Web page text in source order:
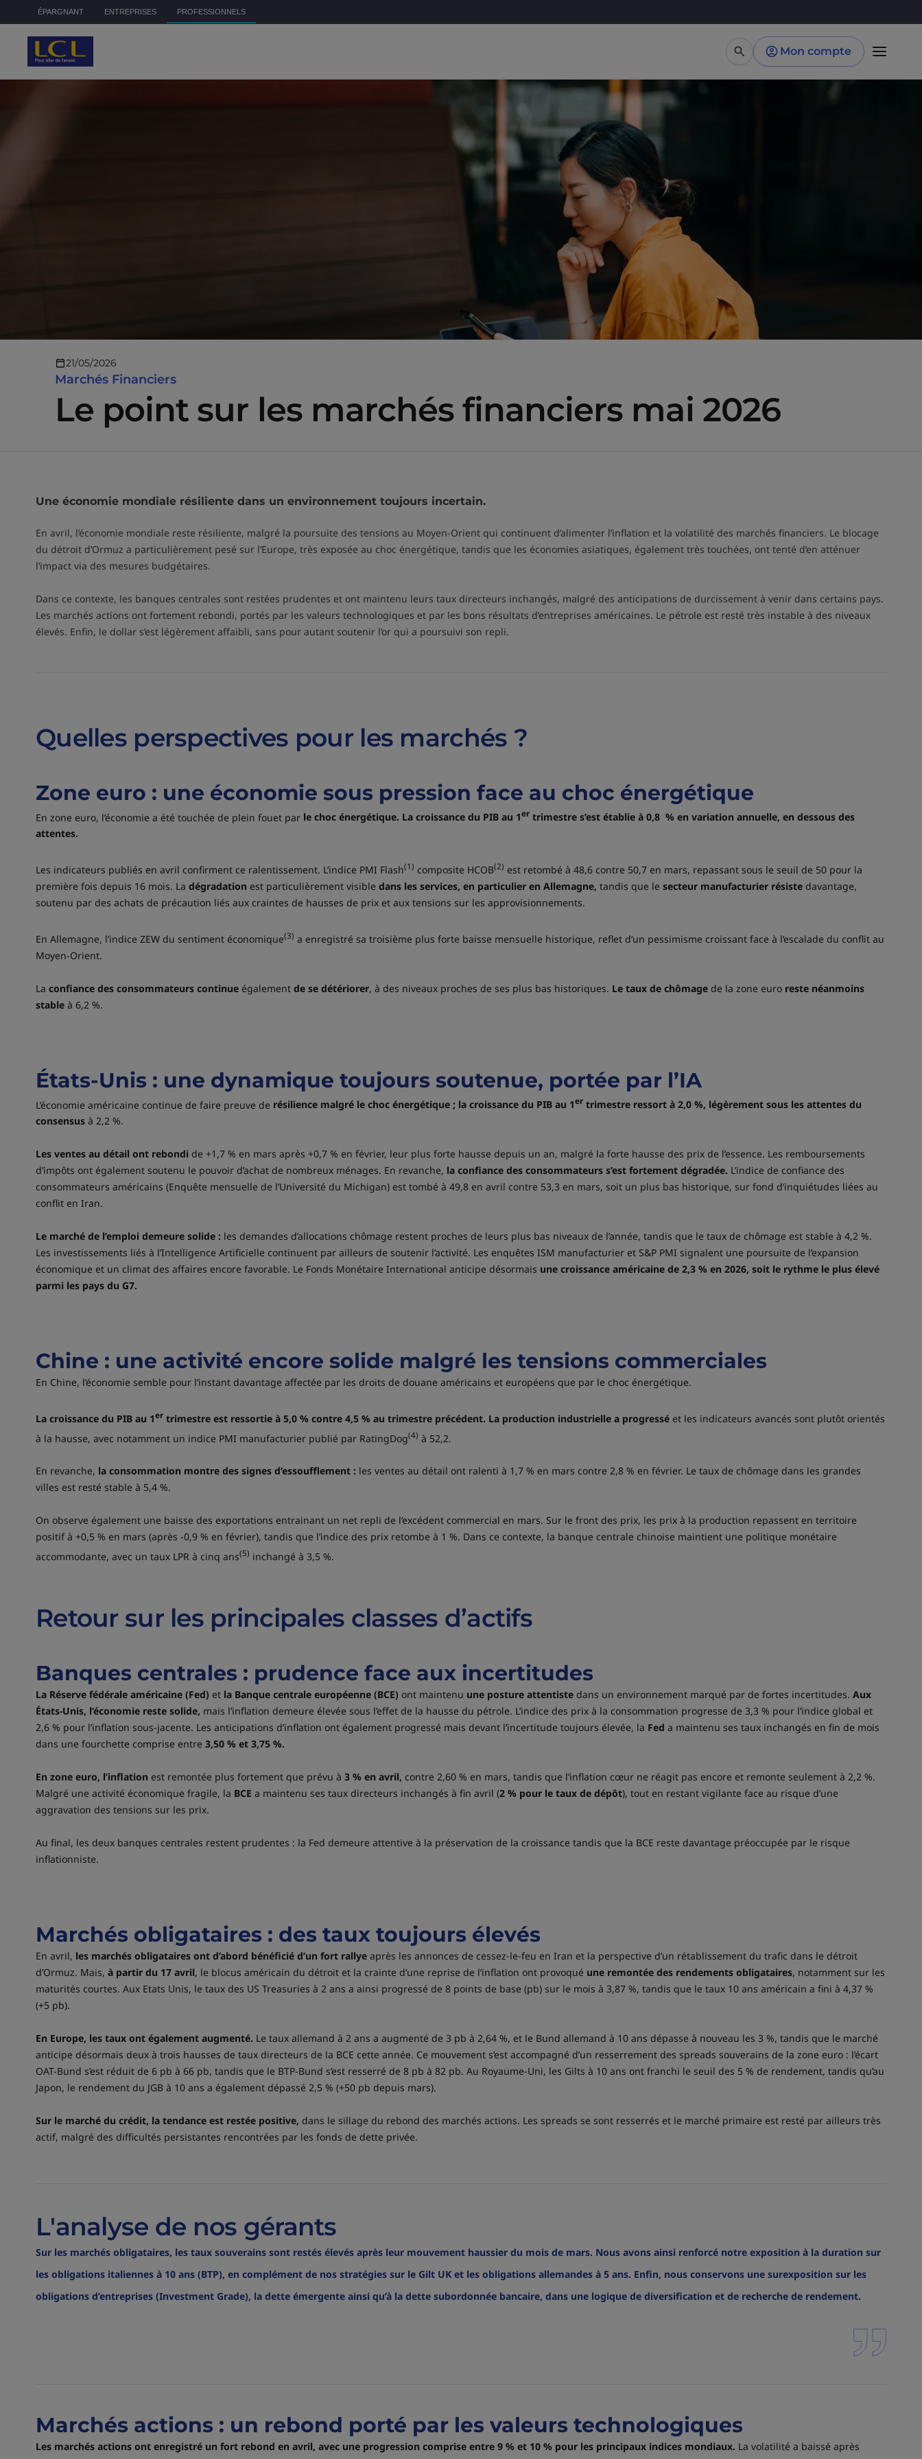
Aller au contenu principal
ÉPARGNANT ENTREPRISES PROFESSIONNELS
Mon compte
21/05/2026
Marchés Financiers
Le point sur les marchés financiers mai 2026
Une économie mondiale résiliente dans un environnement toujours incertain.
En avril, l’économie mondiale reste résiliente, malgré la poursuite des tensions au Moyen-Orient qui continuent d’alimenter l’inflation et la volatilité des marchés financiers. Le blocage
du détroit d’Ormuz a particulièrement pesé sur l’Europe, très exposée au choc énergétique, tandis que les économies asiatiques, également très touchées, ont tenté d’en atténuer
l’impact via des mesures budgétaires.
Dans ce contexte, les banques centrales sont restées prudentes et ont maintenu leurs taux directeurs inchangés, malgré des anticipations de durcissement à venir dans certains pays.
Les marchés actions ont fortement rebondi, portés par les valeurs technologiques et par les bons résultats d’entreprises américaines. Le pétrole est resté très instable à des niveaux
élevés. Enfin, le dollar s’est légèrement affaibli, sans pour autant soutenir l’or qui a poursuivi son repli.
Quelles perspectives pour les marchés ?
Zone euro : une économie sous pression face au choc énergétique
En zone euro, l’économie a été touchée de plein fouet par le choc énergétique. La croissance du PIB au 1er trimestre s’est établie à 0,8 % en variation annuelle, en dessous des
attentes.
Les indicateurs publiés en avril confirment ce ralentissement. L’indice PMI Flash(1) composite HCOB(2) est retombé à 48,6 contre 50,7 en mars, repassant sous le seuil de 50 pour la
première fois depuis 16 mois. La dégradation est particulièrement visible dans les services, en particulier en Allemagne, tandis que le secteur manufacturier résiste davantage,
soutenu par des achats de précaution liés aux craintes de hausses de prix et aux tensions sur les approvisionnements.
En Allemagne, l’indice ZEW du sentiment économique(3) a enregistré sa troisième plus forte baisse mensuelle historique, reflet d’un pessimisme croissant face à l’escalade du conflit au
Moyen-Orient.
La confiance des consommateurs continue également de se détériorer, à des niveaux proches de ses plus bas historiques. Le taux de chômage de la zone euro reste néanmoins
stable à 6,2 %.
États-Unis : une dynamique toujours soutenue, portée par l’IA
L’économie américaine continue de faire preuve de résilience malgré le choc énergétique ; la croissance du PIB au 1er trimestre ressort à 2,0 %, légèrement sous les attentes du
consensus à 2,2 %.
Les ventes au détail ont rebondi de +1,7 % en mars après +0,7 % en février, leur plus forte hausse depuis un an, malgré la forte hausse des prix de l’essence. Les remboursements
d’impôts ont également soutenu le pouvoir d’achat de nombreux ménages. En revanche, la confiance des consommateurs s’est fortement dégradée. L’indice de confiance des
consommateurs américains (Enquête mensuelle de l’Université du Michigan) est tombé à 49,8 en avril contre 53,3 en mars, soit un plus bas historique, sur fond d’inquiétudes liées au
conflit en Iran.
Le marché de l’emploi demeure solide : les demandes d’allocations chômage restent proches de leurs plus bas niveaux de l’année, tandis que le taux de chômage est stable à 4,2 %.
Les investissements liés à l’Intelligence Artificielle continuent par ailleurs de soutenir l’activité. Les enquêtes ISM manufacturier et S&P PMI signalent une poursuite de l’expansion
économique et un climat des affaires encore favorable. Le Fonds Monétaire International anticipe désormais une croissance américaine de 2,3 % en 2026, soit le rythme le plus élevé
parmi les pays du G7.
Chine : une activité encore solide malgré les tensions commerciales
En Chine, l’économie semble pour l’instant davantage affectée par les droits de douane américains et européens que par le choc énergétique.
La croissance du PIB au 1er trimestre est ressortie à 5,0 % contre 4,5 % au trimestre précédent. La production industrielle a progressé et les indicateurs avancés sont plutôt orientés
à la hausse, avec notamment un indice PMI manufacturier publié par RatingDog(4) à 52,2.
En revanche, la consommation montre des signes d’essoufflement : les ventes au détail ont ralenti à 1,7 % en mars contre 2,8 % en février. Le taux de chômage dans les grandes
villes est resté stable à 5,4 %.
On observe également une baisse des exportations entrainant un net repli de l’excédent commercial en mars. Sur le front des prix, les prix à la production repassent en territoire
positif à +0,5 % en mars (après -0,9 % en février), tandis que l’indice des prix retombe à 1 %. Dans ce contexte, la banque centrale chinoise maintient une politique monétaire
accommodante, avec un taux LPR à cinq ans(5) inchangé à 3,5 %.
Retour sur les principales classes d’actifs
Banques centrales : prudence face aux incertitudes
La Réserve fédérale américaine (Fed) et la Banque centrale européenne (BCE) ont maintenu une posture attentiste dans un environnement marqué par de fortes incertitudes. Aux
États-Unis, l’économie reste solide, mais l’inflation demeure élevée sous l’effet de la hausse du pétrole. L’indice des prix à la consommation progresse de 3,3 % pour l’indice global et
2,6 % pour l’inflation sous-jacente. Les anticipations d’inflation ont également progressé mais devant l’incertitude toujours élevée, la Fed a maintenu ses taux inchangés en fin de mois
dans une fourchette comprise entre 3,50 % et 3,75 %.
En zone euro, l’inflation est remontée plus fortement que prévu à 3 % en avril, contre 2,60 % en mars, tandis que l’inflation cœur ne réagit pas encore et remonte seulement à 2,2 %.
Malgré une activité économique fragile, la BCE a maintenu ses taux directeurs inchangés à fin avril (2 % pour le taux de dépôt), tout en restant vigilante face au risque d’une
aggravation des tensions sur les prix.
Au final, les deux banques centrales restent prudentes : la Fed demeure attentive à la préservation de la croissance tandis que la BCE reste davantage préoccupée par le risque
inflationniste.
Marchés obligataires : des taux toujours élevés
En avril, les marchés obligataires ont d’abord bénéficié d’un fort rallye après les annonces de cessez-le-feu en Iran et la perspective d’un rétablissement du trafic dans le détroit
d’Ormuz. Mais, à partir du 17 avril, le blocus américain du détroit et la crainte d’une reprise de l’inflation ont provoqué une remontée des rendements obligataires, notamment sur les
maturités courtes. Aux Etats Unis, le taux des US Treasuries à 2 ans a ainsi progressé de 8 points de base (pb) sur le mois à 3,87 %, tandis que le taux 10 ans américain a fini à 4,37 %
(+5 pb).
En Europe, les taux ont également augmenté. Le taux allemand à 2 ans a augmenté de 3 pb à 2,64 %, et le Bund allemand à 10 ans dépasse à nouveau les 3 %, tandis que le marché
anticipe désormais deux à trois hausses de taux directeurs de la BCE cette année. Ce mouvement s’est accompagné d’un resserrement des spreads souverains de la zone euro : l’écart
OAT-Bund s’est réduit de 6 pb à 66 pb, tandis que le BTP-Bund s’est resserré de 8 pb à 82 pb. Au Royaume-Uni, les Gilts à 10 ans ont franchi le seuil des 5 % de rendement, tandis qu’au
Japon, le rendement du JGB à 10 ans a également dépassé 2,5 % (+50 pb depuis mars).
Sur le marché du crédit, la tendance est restée positive, dans le sillage du rebond des marchés actions. Les spreads se sont resserrés et le marché primaire est resté par ailleurs très
actif, malgré des difficultés persistantes rencontrées par les fonds de dette privée.
L'analyse de nos gérants
Sur les marchés obligataires, les taux souverains sont restés élevés après leur mouvement haussier du mois de mars. Nous avons ainsi renforcé notre exposition à la duration sur
les obligations italiennes à 10 ans (BTP), en complément de nos stratégies sur le Gilt UK et les obligations allemandes à 5 ans. Enfin, nous conservons une surexposition sur les
obligations d’entreprises (Investment Grade), la dette émergente ainsi qu’à la dette subordonnée bancaire, dans une logique de diversification et de recherche de rendement.
Marchés actions : un rebond porté par les valeurs technologiques
Les marchés actions ont enregistré un fort rebond en avril, avec une progression comprise entre 9 % et 10 % pour les principaux indices mondiaux. La volatilité a baissé après